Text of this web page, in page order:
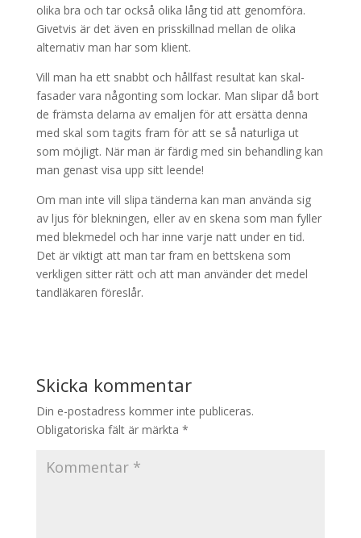
olika bra och tar också olika lång tid att genomföra.
Givetvis är det även en prisskillnad mellan de olika
alternativ man har som klient.
Vill man ha ett snabbt och hållfast resultat kan skal-
fasader vara någonting som lockar. Man slipar då bort
de främsta delarna av emaljen för att ersätta denna
med skal som tagits fram för att se så naturliga ut
som möjligt. När man är färdig med sin behandling kan
man genast visa upp sitt leende!
Om man inte vill slipa tänderna kan man använda sig
av ljus för blekningen, eller av en skena som man fyller
med blekmedel och har inne varje natt under en tid.
Det är viktigt att man tar fram en bettskena som
verkligen sitter rätt och att man använder det medel
tandläkaren föreslår.
Skicka kommentar
Din e-postadress kommer inte publiceras.
Obligatoriska fält är märkta *